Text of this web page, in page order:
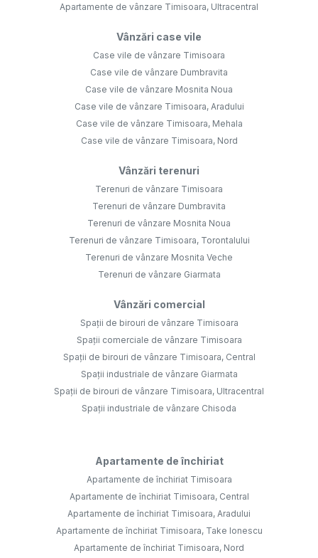
Apartamente de vânzare Timisoara, Ultracentral
Vânzări case vile
Case vile de vânzare Timisoara
Case vile de vânzare Dumbravita
Case vile de vânzare Mosnita Noua
Case vile de vânzare Timisoara, Aradului
Case vile de vânzare Timisoara, Mehala
Case vile de vânzare Timisoara, Nord
Vânzări terenuri
Terenuri de vânzare Timisoara
Terenuri de vânzare Dumbravita
Terenuri de vânzare Mosnita Noua
Terenuri de vânzare Timisoara, Torontalului
Terenuri de vânzare Mosnita Veche
Terenuri de vânzare Giarmata
Vânzări comercial
Spații de birouri de vânzare Timisoara
Spații comerciale de vânzare Timisoara
Spații de birouri de vânzare Timisoara, Central
Spații industriale de vânzare Giarmata
Spații de birouri de vânzare Timisoara, Ultracentral
Spații industriale de vânzare Chisoda
Apartamente de închiriat
Apartamente de închiriat Timisoara
Apartamente de închiriat Timisoara, Central
Apartamente de închiriat Timisoara, Aradului
Apartamente de închiriat Timisoara, Take Ionescu
Apartamente de închiriat Timisoara, Nord